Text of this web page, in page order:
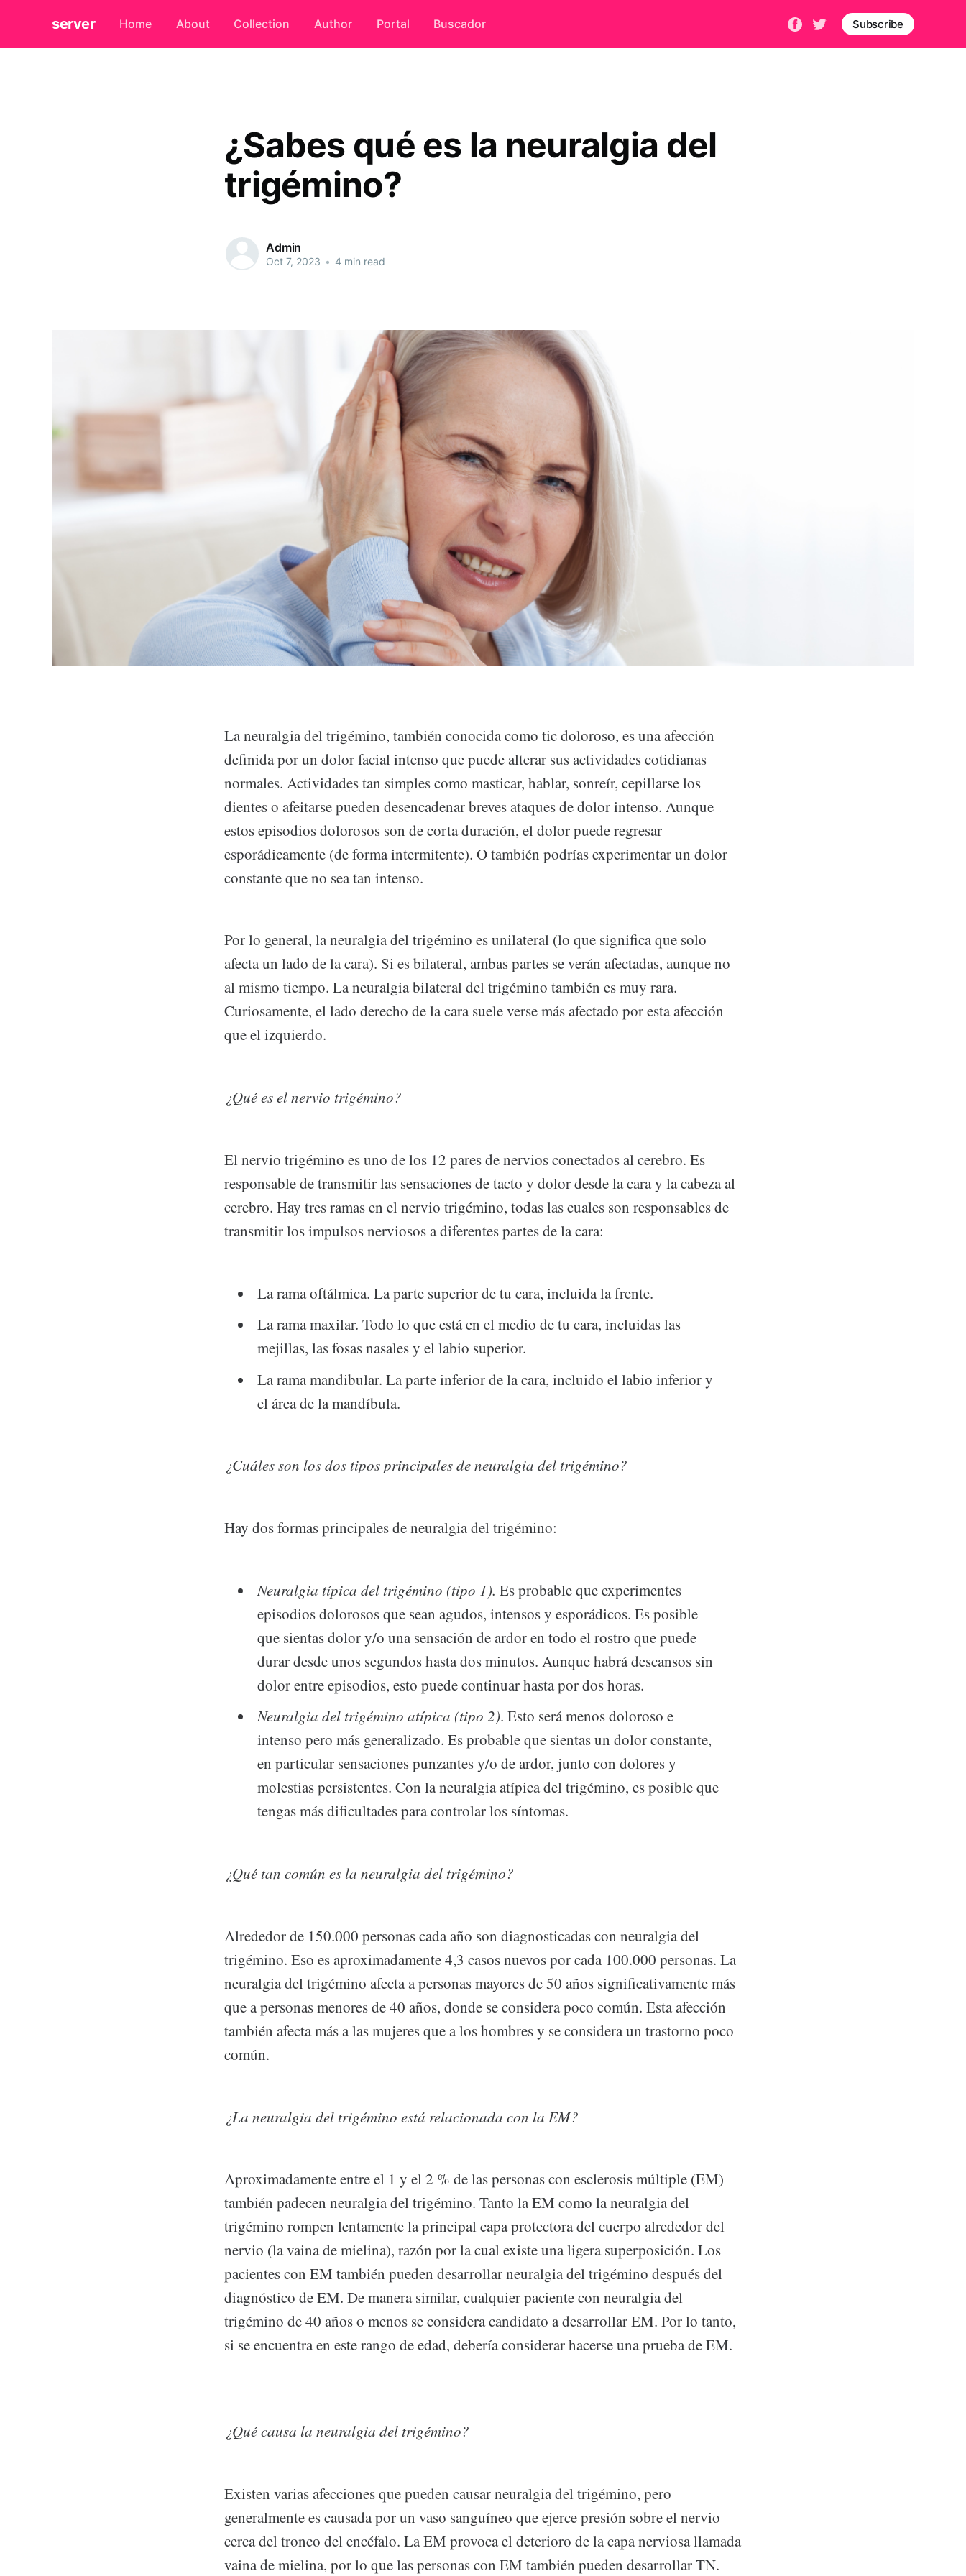
server Home About Collection Author Portal Buscador Subscribe
¿Sabes qué es la neuralgia del
trigémino?
Admin
Oct 7, 2023 • 4 min read
La neuralgia del trigémino, también conocida como tic doloroso, es una afección
definida por un dolor facial intenso que puede alterar sus actividades cotidianas
normales. Actividades tan simples como masticar, hablar, sonreír, cepillarse los
dientes o afeitarse pueden desencadenar breves ataques de dolor intenso. Aunque
estos episodios dolorosos son de corta duración, el dolor puede regresar
esporádicamente (de forma intermitente). O también podrías experimentar un dolor
constante que no sea tan intenso.
Por lo general, la neuralgia del trigémino es unilateral (lo que significa que solo
afecta un lado de la cara). Si es bilateral, ambas partes se verán afectadas, aunque no
al mismo tiempo. La neuralgia bilateral del trigémino también es muy rara.
Curiosamente, el lado derecho de la cara suele verse más afectado por esta afección
que el izquierdo.
¿Qué es el nervio trigémino?
El nervio trigémino es uno de los 12 pares de nervios conectados al cerebro. Es
responsable de transmitir las sensaciones de tacto y dolor desde la cara y la cabeza al
cerebro. Hay tres ramas en el nervio trigémino, todas las cuales son responsables de
transmitir los impulsos nerviosos a diferentes partes de la cara:
La rama oftálmica. La parte superior de tu cara, incluida la frente.
La rama maxilar. Todo lo que está en el medio de tu cara, incluidas las
mejillas, las fosas nasales y el labio superior.
La rama mandibular. La parte inferior de la cara, incluido el labio inferior y
el área de la mandíbula.
¿Cuáles son los dos tipos principales de neuralgia del trigémino?
Hay dos formas principales de neuralgia del trigémino:
Neuralgia típica del trigémino (tipo 1). Es probable que experimentes
episodios dolorosos que sean agudos, intensos y esporádicos. Es posible
que sientas dolor y/o una sensación de ardor en todo el rostro que puede
durar desde unos segundos hasta dos minutos. Aunque habrá descansos sin
dolor entre episodios, esto puede continuar hasta por dos horas.
Neuralgia del trigémino atípica (tipo 2). Esto será menos doloroso e
intenso pero más generalizado. Es probable que sientas un dolor constante,
en particular sensaciones punzantes y/o de ardor, junto con dolores y
molestias persistentes. Con la neuralgia atípica del trigémino, es posible que
tengas más dificultades para controlar los síntomas.
¿Qué tan común es la neuralgia del trigémino?
Alrededor de 150.000 personas cada año son diagnosticadas con neuralgia del
trigémino. Eso es aproximadamente 4,3 casos nuevos por cada 100.000 personas. La
neuralgia del trigémino afecta a personas mayores de 50 años significativamente más
que a personas menores de 40 años, donde se considera poco común. Esta afección
también afecta más a las mujeres que a los hombres y se considera un trastorno poco
común.
¿La neuralgia del trigémino está relacionada con la EM?
Aproximadamente entre el 1 y el 2 % de las personas con esclerosis múltiple (EM)
también padecen neuralgia del trigémino. Tanto la EM como la neuralgia del
trigémino rompen lentamente la principal capa protectora del cuerpo alrededor del
nervio (la vaina de mielina), razón por la cual existe una ligera superposición. Los
pacientes con EM también pueden desarrollar neuralgia del trigémino después del
diagnóstico de EM. De manera similar, cualquier paciente con neuralgia del
trigémino de 40 años o menos se considera candidato a desarrollar EM. Por lo tanto,
si se encuentra en este rango de edad, debería considerar hacerse una prueba de EM.
¿Qué causa la neuralgia del trigémino?
Existen varias afecciones que pueden causar neuralgia del trigémino, pero
generalmente es causada por un vaso sanguíneo que ejerce presión sobre el nervio
cerca del tronco del encéfalo. La EM provoca el deterioro de la capa nerviosa llamada
vaina de mielina, por lo que las personas con EM también pueden desarrollar TN.